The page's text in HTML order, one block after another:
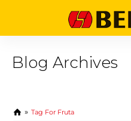
Blog Archives
Tag For Fruta